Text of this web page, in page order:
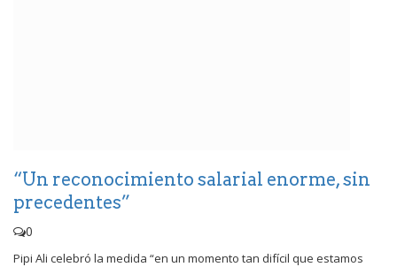
“Un reconocimiento salarial enorme, sin
precedentes”
0
Pipi Ali celebró la medida “en un momento tan difícil que estamos